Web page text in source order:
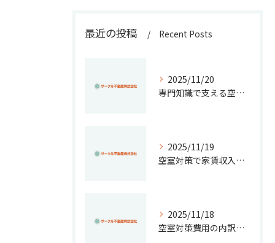
最近の投稿 Recent Posts
2025/11/20
専門知識で支える空き家管理の重要ポイント
2025/11/19
空室対策で家賃収入と物件価値を高める実践アイデア集
2025/11/18
空室対策費用の内訳と節約法を徹底解説！失敗しない管理と資産価値維持のコツ